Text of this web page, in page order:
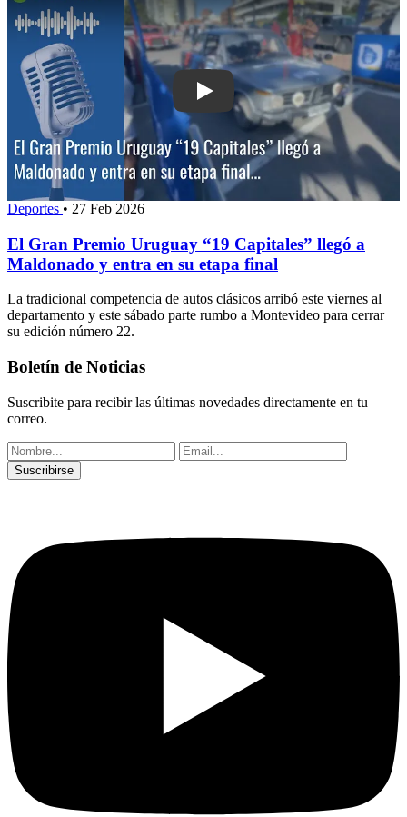
Play: El Gran Premio Uruguay “19
Deportes • 27 Feb 2026
El Gran Premio Uruguay “19 Capitales” llegó a
Maldonado y entra en su etapa final
La tradicional competencia de autos clásicos arribó este viernes al
departamento y este sábado parte rumbo a Montevideo para cerrar
su edición número 22.
Boletín de Noticias
Suscribite para recibir las últimas novedades directamente en tu
correo.
Suscribirse